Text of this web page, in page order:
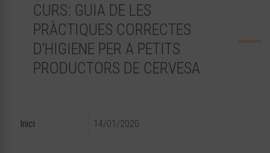
CURS: GUIA DE LES
PRÀCTIQUES CORRECTES
D’HIGIENE PER A PETITS
PRODUCTORS DE CERVESA
Inici 14/01/2020